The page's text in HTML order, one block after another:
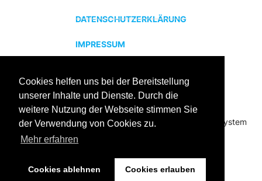
Cookies helfen uns bei der Bereitstellung
unserer Inhalte und Dienste. Durch die
weitere Nutzung der Webseite stimmen Sie
der Verwendung von Cookies zu.
Mehr erfahren
Cookies ablehnen Cookies erlauben
DATENSCHUTZERKLÄRUNG
IMPRESSUM
ZERTIFIZIERTER BILDUNGSTRÄGER
Profitieren sie jetzt von unserer über 15 jährigen
Praxiserfahrung und unserem erfolgreichen Coachingsystem